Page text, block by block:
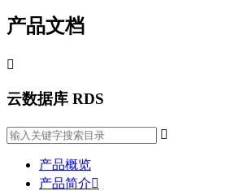
产品文档

云数据库 RDS

产品概览
产品简介